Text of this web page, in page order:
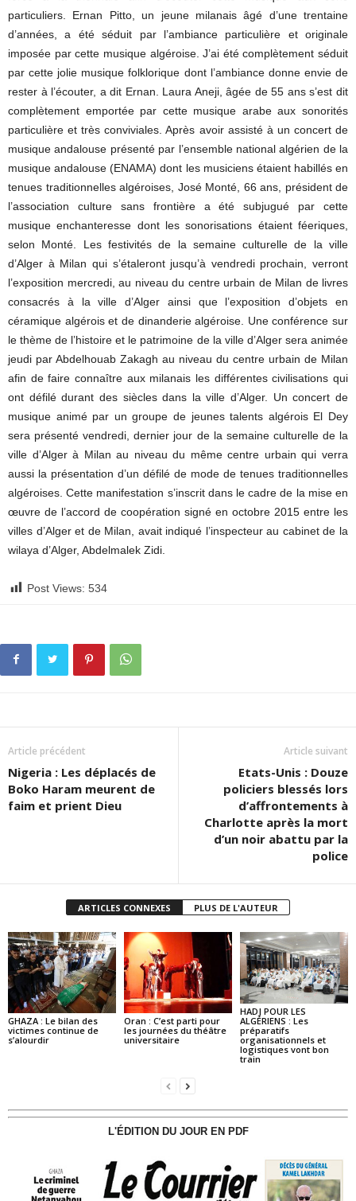
particuliers. Ernan Pitto, un jeune milanais âgé d’une trentaine
d’années, a été séduit par l’ambiance particulière et originale
imposée par cette musique algéroise. J’ai été complètement séduit
par cette jolie musique folklorique dont l’ambiance donne envie de
rester à l’écouter, a dit Ernan. Laura Aneji, âgée de 55 ans s’est dit
complètement emportée par cette musique arabe aux sonorités
particulière et très conviviales. Après avoir assisté à un concert de
musique andalouse présenté par l’ensemble national algérien de la
musique andalouse (ENAMA) dont les musiciens étaient habillés en
tenues traditionnelles algéroises, José Monté, 66 ans, président de
l’association culture sans frontière a été subjugué par cette
musique enchanteresse dont les sonorisations étaient féeriques,
selon Monté. Les festivités de la semaine culturelle de la ville
d’Alger à Milan qui s’étaleront jusqu’à vendredi prochain, verront
l’exposition mercredi, au niveau du centre urbain de Milan de livres
consacrés à la ville d’Alger ainsi que l’exposition d’objets en
céramique algérois et de dinanderie algéroise. Une conférence sur
le thème de l’histoire et le patrimoine de la ville d’Alger sera animée
jeudi par Abdelhouab Zakagh au niveau du centre urbain de Milan
afin de faire connaître aux milanais les différentes civilisations qui
ont défilé durant des siècles dans la ville d’Alger. Un concert de
musique animé par un groupe de jeunes talents algérois El Dey
sera présenté vendredi, dernier jour de la semaine culturelle de la
ville d’Alger à Milan au niveau du même centre urbain qui verra
aussi la présentation d’un défilé de mode de tenues traditionnelles
algéroises. Cette manifestation s’inscrit dans le cadre de la mise en
œuvre de l’accord de coopération signé en octobre 2015 entre les
villes d’Alger et de Milan, avait indiqué l’inspecteur au cabinet de la
wilaya d’Alger, Abdelmalek Zidi.
Post Views: 534
Article précédent
Nigeria : Les déplacés de
Boko Haram meurent de
faim et prient Dieu
Article suivant
Etats-Unis : Douze
policiers blessés lors
d’affrontements à
Charlotte après la mort
d’un noir abattu par la
police
ARTICLES CONNEXES PLUS DE L'AUTEUR
GHAZA : Le bilan des
victimes continue de
s’alourdir
Oran : C’est parti pour
les journées du théâtre
universitaire
HADJ POUR LES
ALGÉRIENS : Les
préparatifs
organisationnels et
logistiques vont bon
train
L'ÉDITION DU JOUR EN PDF